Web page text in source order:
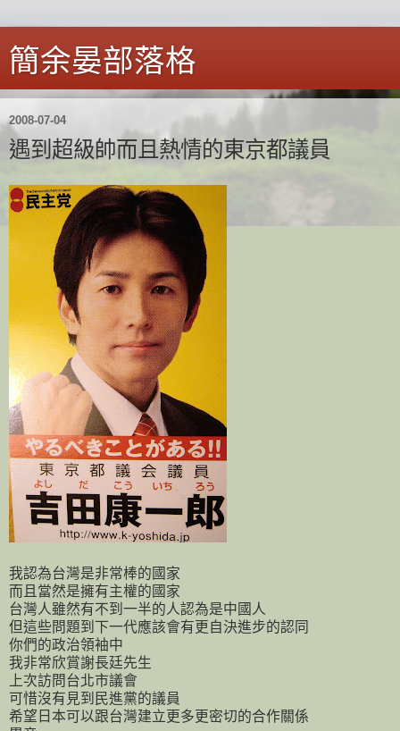
簡余晏部落格
2008-07-04
遇到超級帥而且熱情的東京都議員
我認為台灣是非常棒的國家
而且當然是擁有主權的國家
台灣人雖然有不到一半的人認為是中國人
但這些問題到下一代應該會有更自決進步的認同
你們的政治領袖中
我非常欣賞謝長廷先生
上次訪問台北市議會
可惜沒有見到民進黨的議員
希望日本可以跟台灣建立更多更密切的合作關係